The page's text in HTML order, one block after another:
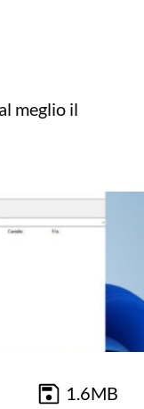
meglio il
1.6MB